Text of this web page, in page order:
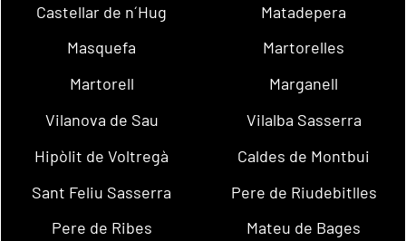
Castellar de n´Hug
Matadepera
Masquefa
Martorelles
Martorell
Marganell
Vilanova de Sau
Vilalba Sasserra
Hipòlit de Voltregà
Caldes de Montbui
Sant Feliu Sasserra
Pere de Riudebitlles
Pere de Ribes
Mateu de Bages